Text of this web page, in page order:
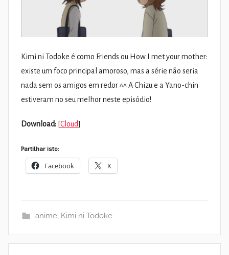
Kimi ni Todoke é como Friends ou How I met your mother:
existe um foco principal amoroso, mas a série não seria
nada sem os amigos em redor ^^ A Chizu e a Yano-chin
estiveram no seu melhor neste episódio!
Download: [Cloud]
Partilhar isto:
Facebook X
anime, Kimi ni Todoke